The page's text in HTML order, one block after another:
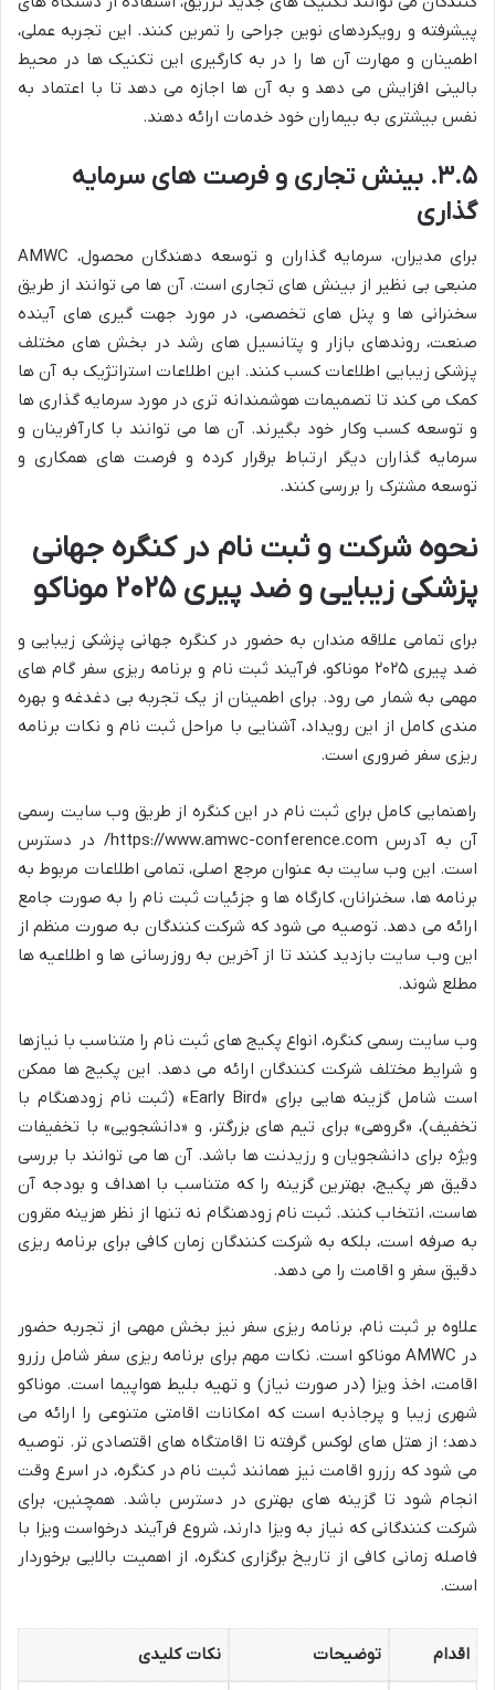
پیشرفته و رویکردهای نوین جراحی را تمرین کنند. این تجربه عملی،
اطمینان و مهارت آن ها را در به کارگیری این تکنیک ها در محیط
بالینی افزایش می دهد و به آن ها اجازه می دهد تا با اعتماد به
نفس بیشتری به بیماران خود خدمات ارائه دهند.
۳.۵. بینش تجاری و فرصت های سرمایه
گذاری
برای مدیران، سرمایه گذاران و توسعه دهندگان محصول، AMWC
منبعی بی نظیر از بینش های تجاری است. آن ها می توانند از طریق
سخنرانی ها و پنل های تخصصی، در مورد جهت گیری های آینده
صنعت، روندهای بازار و پتانسیل های رشد در بخش های مختلف
پزشکی زیبایی اطلاعات کسب کنند. این اطلاعات استراتژیک به آن ها
کمک می کند تا تصمیمات هوشمندانه تری در مورد سرمایه گذاری ها
و توسعه کسب وکار خود بگیرند. آن ها می توانند با کارآفرینان و
سرمایه گذاران دیگر ارتباط برقرار کرده و فرصت های همکاری و
توسعه مشترک را بررسی کنند.
نحوه شرکت و ثبت نام در کنگره جهانی
پزشکی زیبایی و ضد پیری ۲۰۲۵ موناکو
برای تمامی علاقه مندان به حضور در کنگره جهانی پزشکی زیبایی و
ضد پیری ۲۰۲۵ موناکو، فرآیند ثبت نام و برنامه ریزی سفر گام های
مهمی به شمار می رود. برای اطمینان از یک تجربه بی دغدغه و بهره
مندی کامل از این رویداد، آشنایی با مراحل ثبت نام و نکات برنامه
ریزی سفر ضروری است.
راهنمایی کامل برای ثبت نام در این کنگره از طریق وب سایت رسمی
آن به آدرس https://www.amwc-conference.com/ در دسترس
است. این وب سایت به عنوان مرجع اصلی، تمامی اطلاعات مربوط به
برنامه ها، سخنرانان، کارگاه ها و جزئیات ثبت نام را به صورت جامع
ارائه می دهد. توصیه می شود که شرکت کنندگان به صورت منظم از
این وب سایت بازدید کنند تا از آخرین به روزرسانی ها و اطلاعیه ها
مطلع شوند.
وب سایت رسمی کنگره، انواع پکیج های ثبت نام را متناسب با نیازها
و شرایط مختلف شرکت کنندگان ارائه می دهد. این پکیج ها ممکن
است شامل گزینه هایی برای «Early Bird» (ثبت نام زودهنگام با
تخفیف)، «گروهی» برای تیم های بزرگتر، و «دانشجویی» با تخفیفات
ویژه برای دانشجویان و رزیدنت ها باشد. آن ها می توانند با بررسی
دقیق هر پکیج، بهترین گزینه را که متناسب با اهداف و بودجه آن
هاست، انتخاب کنند. ثبت نام زودهنگام نه تنها از نظر هزینه مقرون
به صرفه است، بلکه به شرکت کنندگان زمان کافی برای برنامه ریزی
دقیق سفر و اقامت را می دهد.
علاوه بر ثبت نام، برنامه ریزی سفر نیز بخش مهمی از تجربه حضور
در AMWC موناکو است. نکات مهم برای برنامه ریزی سفر شامل رزرو
اقامت، اخذ ویزا (در صورت نیاز) و تهیه بلیط هواپیما است. موناکو
شهری زیبا و پرجاذبه است که امکانات اقامتی متنوعی را ارائه می
دهد؛ از هتل های لوکس گرفته تا اقامتگاه های اقتصادی تر. توصیه
می شود که رزرو اقامت نیز همانند ثبت نام در کنگره، در اسرع وقت
انجام شود تا گزینه های بهتری در دسترس باشد. همچنین، برای
شرکت کنندگانی که نیاز به ویزا دارند، شروع فرآیند درخواست ویزا با
فاصله زمانی کافی از تاریخ برگزاری کنگره، از اهمیت بالایی برخوردار
است.
اقدام توضیحات نکات کلیدی